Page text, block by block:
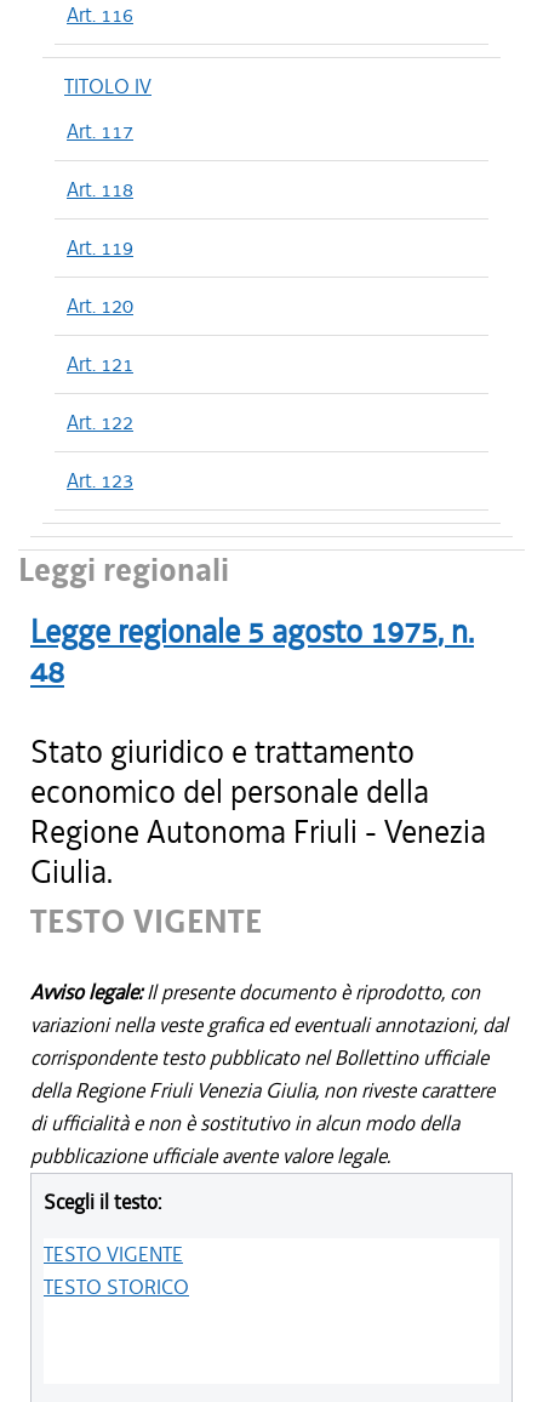
Art. 116
TITOLO IV
Art. 117
Art. 118
Art. 119
Art. 120
Art. 121
Art. 122
Art. 123
Leggi regionali
Legge regionale 5 agosto 1975, n.
48
Stato giuridico e trattamento
economico del personale della
Regione Autonoma Friuli - Venezia
Giulia.
TESTO VIGENTE
Avviso legale:Il presente documento è riprodotto, con
variazioni nella veste grafica ed eventuali annotazioni, dal
corrispondente testo pubblicato nel Bollettino ufficiale
della Regione Friuli Venezia Giulia, non riveste carattere
di ufficialità e non è sostitutivo in alcun modo della
pubblicazione ufficiale avente valore legale.
Scegli il testo:
TESTO VIGENTE
TESTO STORICO